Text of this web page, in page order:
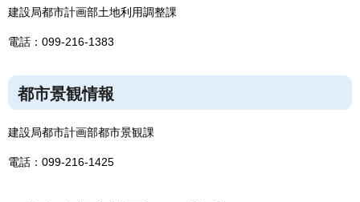
建設局都市計画部土地利用調整課
電話：099-216-1383
都市景観情報
建設局都市計画部都市景観課
電話：099-216-1425